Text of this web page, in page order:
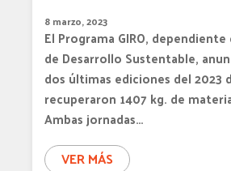
8 marzo, 2023
El Programa GIRO,
de Desarrollo Sustentable,
dos últimas ediciones del 2023
recuperaron 1407 kg. de
Ambas jornadas…
VER MÁS